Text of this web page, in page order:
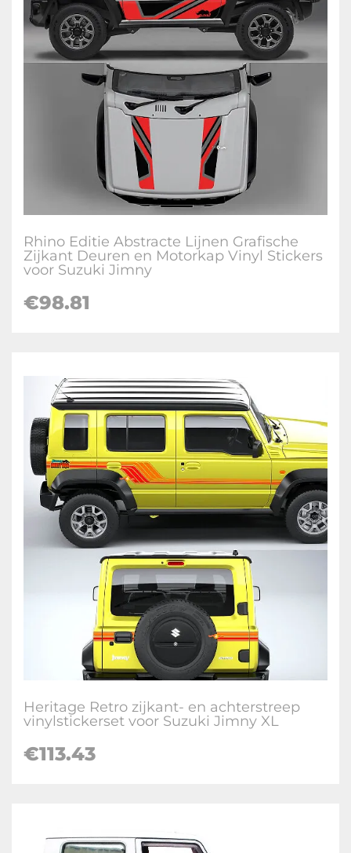
Rhino Editie Abstracte Lijnen Grafische
Zijkant Deuren en Motorkap Vinyl Stickers
voor Suzuki Jimny
€98.81
Heritage Retro zijkant- en achterstreep
vinylstickerset voor Suzuki Jimny XL
€113.43